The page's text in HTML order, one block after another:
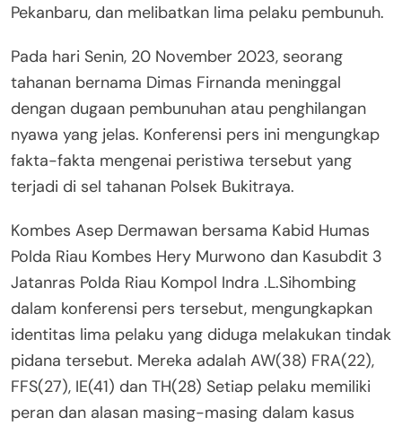
Pekanbaru, dan melibatkan lima pelaku pembunuh.
Pada hari Senin, 20 November 2023, seorang
tahanan bernama Dimas Firnanda meninggal
dengan dugaan pembunuhan atau penghilangan
nyawa yang jelas. Konferensi pers ini mengungkap
fakta-fakta mengenai peristiwa tersebut yang
terjadi di sel tahanan Polsek Bukitraya.
Kombes Asep Dermawan bersama Kabid Humas
Polda Riau Kombes Hery Murwono dan Kasubdit 3
Jatanras Polda Riau Kompol Indra .L.Sihombing
dalam konferensi pers tersebut, mengungkapkan
identitas lima pelaku yang diduga melakukan tindak
pidana tersebut. Mereka adalah AW(38) FRA(22),
FFS(27), IE(41) dan TH(28) Setiap pelaku memiliki
peran dan alasan masing-masing dalam kasus